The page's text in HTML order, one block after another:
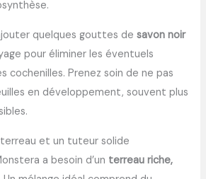
quelques gouttes desavon noir
pour éliminer les éventuels
cochenilles. Prenez soin de ne pas
en développement, souvent plus
et un tuteur solide
a besoin d’un terreau riche,